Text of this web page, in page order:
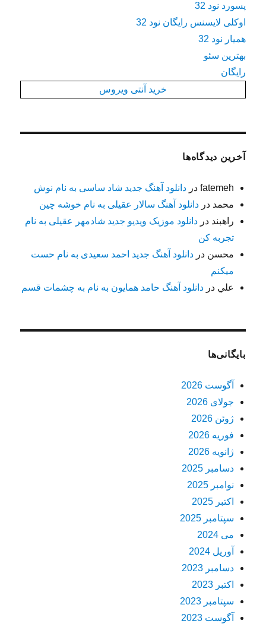
پسورد نود 32
اوکلی لایسنس رایگان نود 32
همیار نود 32
بهترین سئو
رایگان
خرید آنتی ویروس
آخرین دیدگاه‌ها
fatemeh دردانلود آهنگ جدید شاد ساسی به نام نوش
محمد دردانلود آهنگ سالار عقیلی به نام خوشه چین
راهبند دردانلود موزیک ویدیو جدید شادمهر عقیلی به نام
تجربه کن
محسن دردانلود آهنگ جدید احمد سعیدی به نام حست
میکنم
علي دردانلود آهنگ حامد همایون به نام به چشمات قسم
بایگانی‌ها
آگوست 2026
جولای 2026
ژوئن 2026
فوریه 2026
ژانویه 2026
دسامبر 2025
نوامبر 2025
اکتبر 2025
سپتامبر 2025
می 2024
آوریل 2024
دسامبر 2023
اکتبر 2023
سپتامبر 2023
آگوست 2023